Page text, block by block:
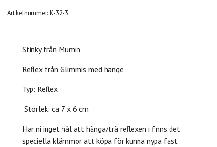
Artikelnummer: K-32-3
Stinky från Mumin
Reflex från Glimmis med hänge
Typ: Reflex
Storlek: ca 7 x 6 cm
Har ni inget hål att hänga/trä reflexen i finns det
speciella klämmor att köpa för kunna nypa fast